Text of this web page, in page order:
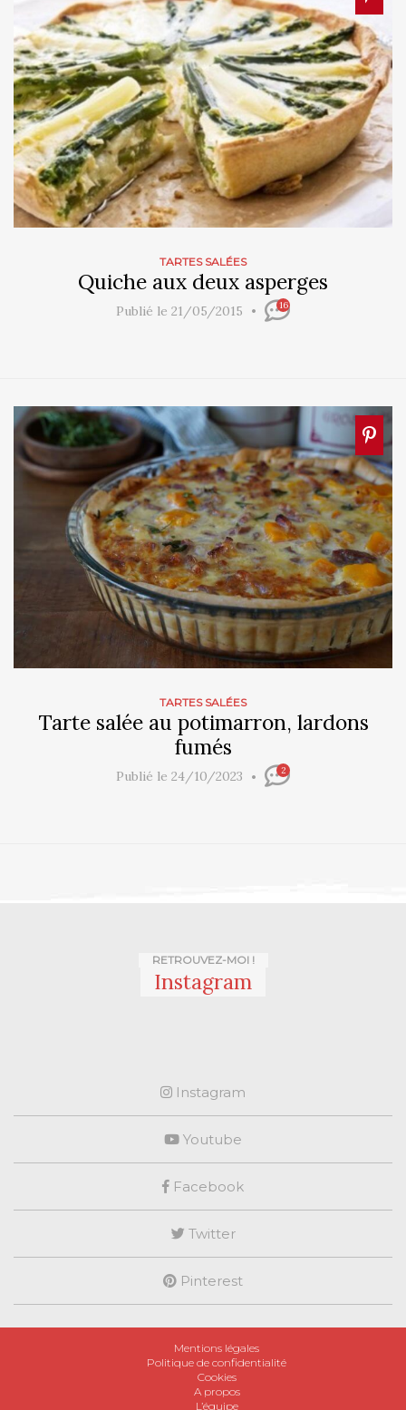
TARTES SALÉES
Quiche aux deux asperges
Publié le 21/05/2015 16
TARTES SALÉES
Tarte salée au potimarron, lardons
fumés
Publié le 24/10/2023 2
RETROUVEZ-MOI !
Instagram
Instagram
Youtube
Facebook
Twitter
Pinterest
Mentions légales
Politique de confidentialité
Cookies
A propos
L’équipe